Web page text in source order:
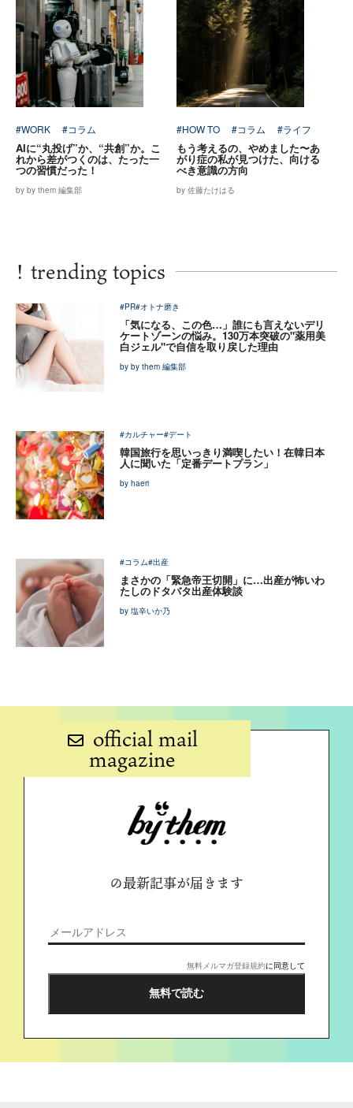
#WORK #コラム
AIに“丸投げ”か、“共創”か。こ
れから差がつくのは、たった一
つの習慣だった！
by by them 編集部
#HOW TO #コラム #ライフ
もう考えるの、やめました〜あ
がり症の私が見つけた、向ける
べき意識の方向
by 佐藤たけはる
! trending topics
#PR#オトナ磨き
「気になる、この色…」誰にも言えないデリ
ケートゾーンの悩み。130万本突破の"薬用美
白ジェル"で自信を取り戻した理由
by by them 編集部
#カルチャー#デート
韓国旅行を思いっきり満喫したい！在韓日本
人に聞いた「定番デートプラン」
by haeri
#コラム#出産
まさかの「緊急帝王切開」に…出産が怖いわ
たしのドタバタ出産体験談
by 塩辛いか乃
official mail
magazine
の最新記事が届きます
無料メルマガ登録規約に同意して